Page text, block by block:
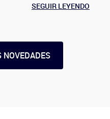
SEGUIR LEYENDO
NOVEDADES